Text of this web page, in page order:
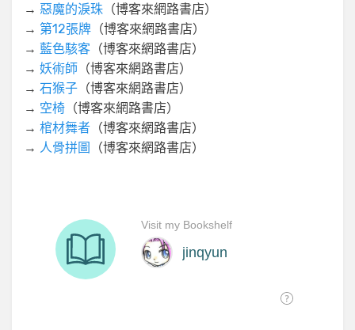
→ 惡魔的淚珠 （博客來網路書店）
→ 第12張牌 （博客來網路書店）
→ 藍色駭客 （博客來網路書店）
→ 妖術師 （博客來網路書店）
→ 石猴子 （博客來網路書店）
→ 空椅 （博客來網路書店）
→ 棺材舞者 （博客來網路書店）
→ 人骨拼圖 （博客來網路書店）